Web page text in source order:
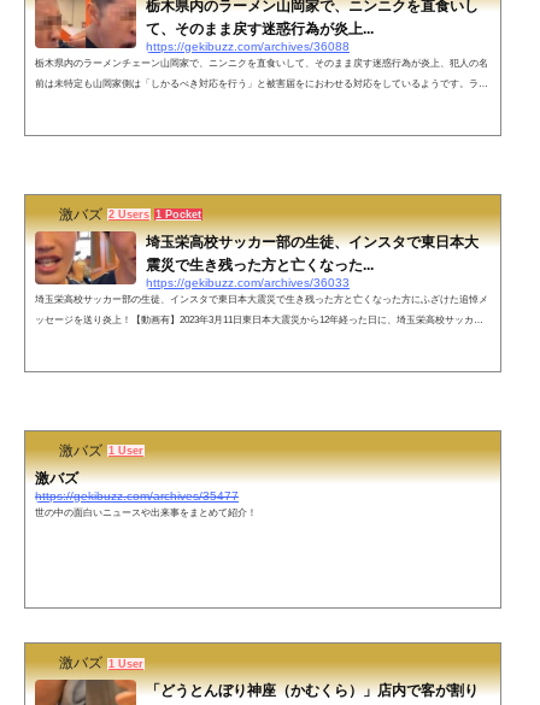
栃木県内のラーメン山岡家で、ニンニクを直食いし
て、そのまま戻す迷惑行為が炎上...
https://gekibuzz.com/archives/36088
栃木県内のラーメンチェーン山岡家で、ニンニクを直食いして、そのまま戻す迷惑行為が炎上、犯人の名
前は未特定も山岡家側は「しかるべき対応を行う」と被害届をにおわせる対応をしているようです。ラー
激バズ 2 Users 1 Pocket
埼玉栄高校サッカー部の生徒、インスタで東日本大
震災で生き残った方と亡くなった...
https://gekibuzz.com/archives/36033
埼玉栄高校サッカー部の生徒、インスタで東日本大震災で生き残った方と亡くなった方にふざけた追悼メ
ッセージを送り炎上！【動画有】2023年3月11日東日本大震災から12年経った日に、埼玉栄高校サッカー
激バズ 1 User
激バズ
https://gekibuzz.com/archives/35477
世の中の面白いニュースや出来事をまとめて紹介！
激バズ 1 User
「どうとんぼり神座（かむくら）」店内で客が割り